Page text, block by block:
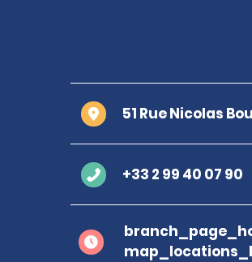
51 Rue Nicolas
+33 2 99 40 07 90